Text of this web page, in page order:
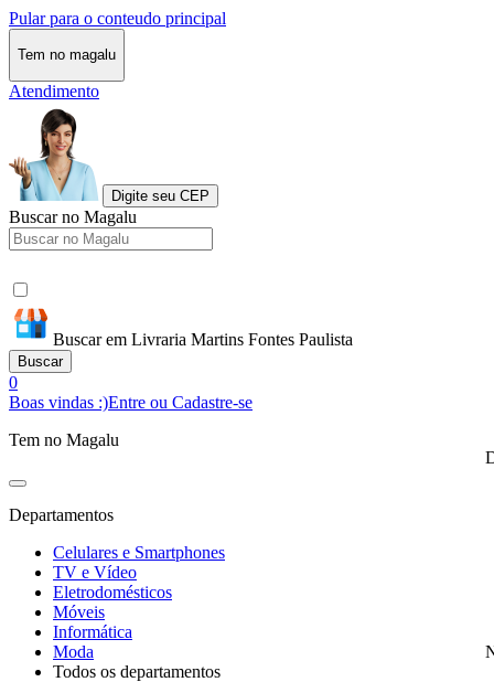
Pular para o conteudo principal
Tem no magalu
Atendimento
Digite seu CEP
Buscar no Magalu
Buscar em Livraria Martins Fontes Paulista
Buscar
0
Boas vindas :)Entre ou Cadastre-se
Tem no Magalu
Departamentos
Celulares e Smartphones
TV e Vídeo
Eletrodomésticos
Móveis
Informática
Moda
Todos os departamentos